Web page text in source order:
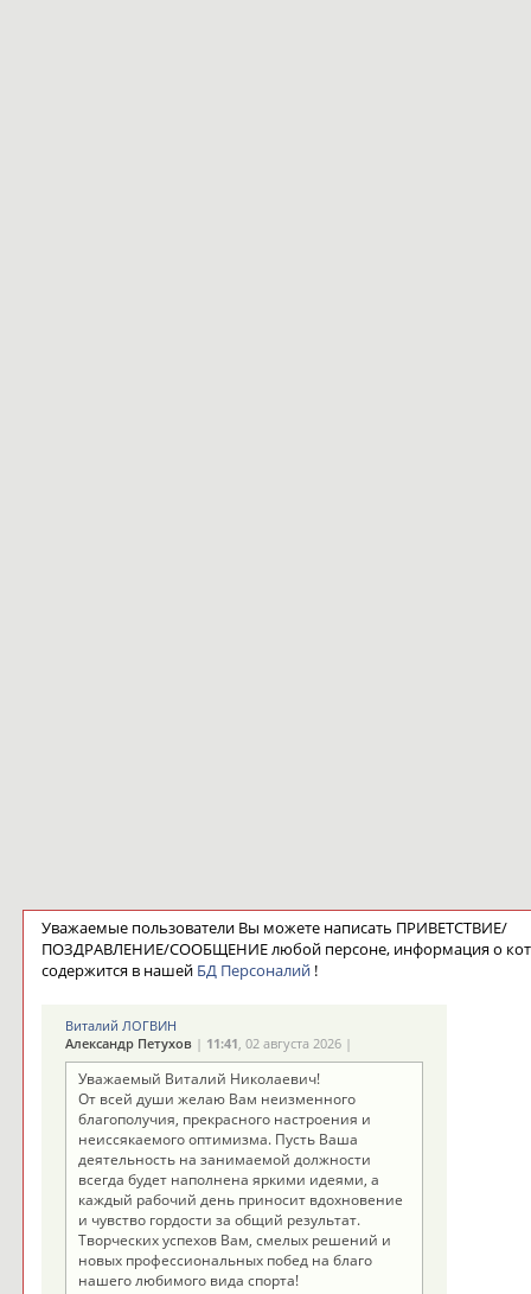
Уважаемые пользователи Вы можете написать ПРИВЕТСТВИЕ/
ПОЗДРАВЛЕНИЕ/СООБЩЕНИЕ любой персоне, информация о
содержится в нашей БД Персоналий!
Виталий ЛОГВИН
Александр Петухов| 11:41, 02 августа 2026 |
Уважаемый Виталий Николаевич!
От всей души желаю Вам неизменного
благополучия, прекрасного настроения и
неиссякаемого оптимизма. Пусть Ваша
деятельность на занимаемой должности
всегда будет наполнена яркими идеями, а
каждый рабочий день приносит вдохновение
и чувство гордости за общий результат.
Творческих успехов Вам, смелых решений и
новых профессиональных побед на благо
нашего любимого вида спорта!